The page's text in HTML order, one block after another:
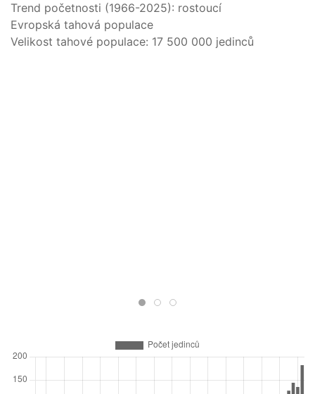
Trend početnosti (1966-2025): rostoucí
Evropská tahová populace
Velikost tahové populace: 17 500 000 jedinců